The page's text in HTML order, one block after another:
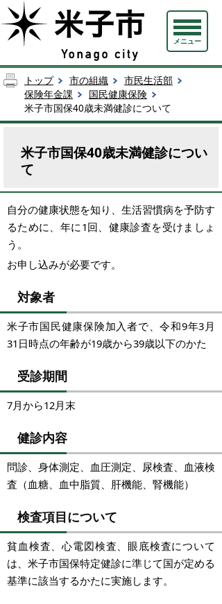
メニュー
トップ 市の組織
市民生活部
保険年金課
国民健康保険
米子市国保40歳未満健診について
米子市国保40歳未満健診につい
て
自分の健康状態を知り、生活習慣病を予防す
るために、年に1回、健康診査を受けましょ
う。
お申し込みが必要です。
対象者
米子市国民健康保険加入者で、令和9年3月
31日時点の年齢が19歳から39歳以下のかた
受診期間
7月から12月末
健診内容
問診、身体測定、血圧測定、尿検査、血液検
査（血糖、血中脂質、肝機能、腎機能）
検査項目について
貧血検査、心電図検査、眼底検査について
は、米子市国保特定健診に準じて国が定める
基準に該当するかたに実施します。